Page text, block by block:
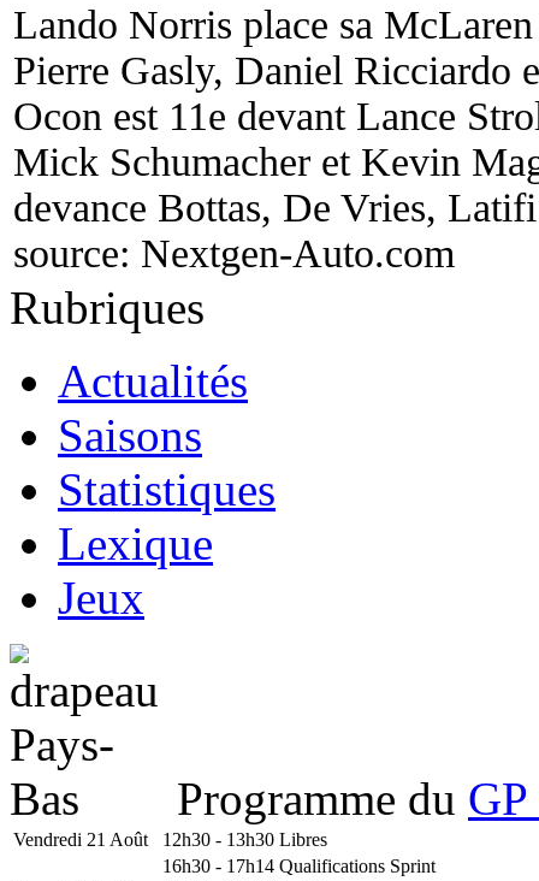
Lando Norris place sa
Pierre Gasly, Daniel Ricciardo
Ocon est 11e devant Lance
Mick Schumacher et Kevin
devance Bottas, De Vries,
source: Nextgen-Auto.com
Rubriques
Actualités
Saisons
Statistiques
Lexique
Jeux
Programme du
Vendredi 21 Août 12h30 - 13h30 Libres
16h30 - 17h14 Qualifications Sprint